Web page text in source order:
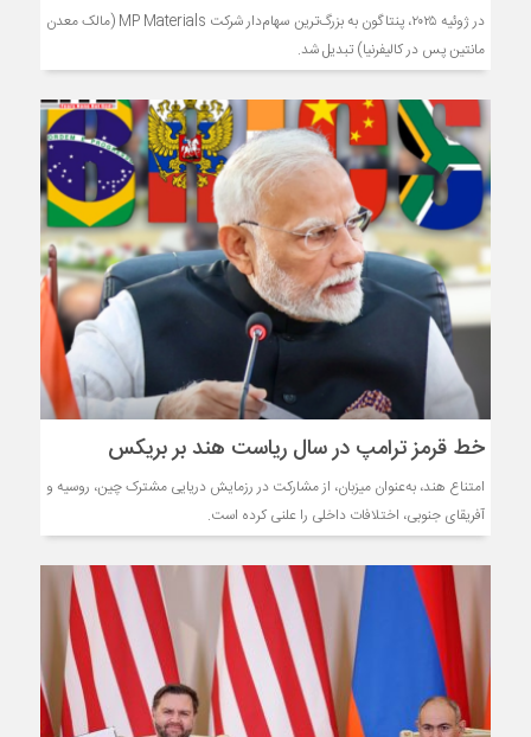
در ژوئیه ۲۰۲۵، پنتاگون به بزرگ‌ترین سهام‌دار شرکت MP Materials (مالک معدن
مانتین پس در کالیفرنیا) تبدیل شد.
خط قرمز ترامپ در سال ریاست هند بر بریکس
امتناع هند، به‌عنوان میزبان، از مشارکت در رزمایش دریایی مشترک چین، روسیه و
آفریقای جنوبی، اختلافات داخلی را علنی کرده است.